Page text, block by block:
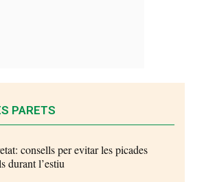
PARETS
consells per evitar les picades
durant l’estiu